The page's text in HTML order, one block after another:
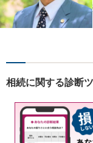
相続に関する診断